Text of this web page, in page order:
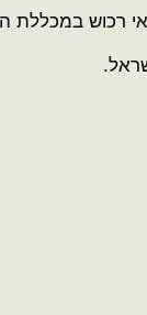
רכוש במכללת